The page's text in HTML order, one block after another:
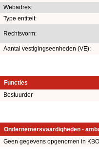
Webadres:
Type entiteit:
Rechtsvorm:
Aantal vestigingseenheden (VE):
Functies
Bestuurder
Ondernemersvaardigheden -
Geen gegevens opgenomen in